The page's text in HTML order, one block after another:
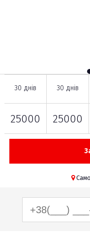
30 днів
25000
30 днів
25000